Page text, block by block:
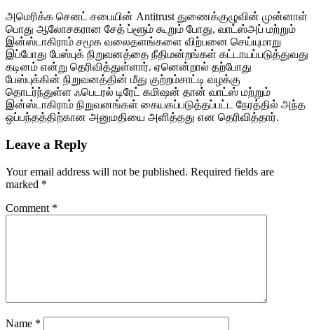
அமெரிக்க செனட் சபையின் Antitrust துணைக்குழுவின் முன்னாள்
பொது ஆலோசகரான சேத் ப்ளூம் கூறும் போது, வாட்ஸ்அப் மற்றும்
இன்ஸ்டாகிராம் சமூக வலைதளங்களை விற்பனை செய்யுமாறு
இப்போது பேஸ்புக் நிறுவனத்தை நீதிமன்றங்கள் கட்டாயப்படுத்துவது
கடினம் என்று தெரிவித்துள்ளார். ஏனென்றால் தற்போது
பேஸ்புக்கின் நிறுவனத்தின் மீது குற்றம்சாட்டி வழக்கு
தொடர்ந்துள்ள ஃபெடரல் டிரேட் கமிஷன் தான் வாட்ஸ் மற்றும்
இன்ஸ்டாகிராம் நிறுவனங்கள் கையகப்படுத்தப்பட்ட நேரத்தில் அந்த
ஒப்பந்தத்திற்கான அனுமதியை அளித்தது என தெரிவித்தார்.
Leave a Reply
Your email address will not be published. Required fields are
marked *
Comment *
Name *